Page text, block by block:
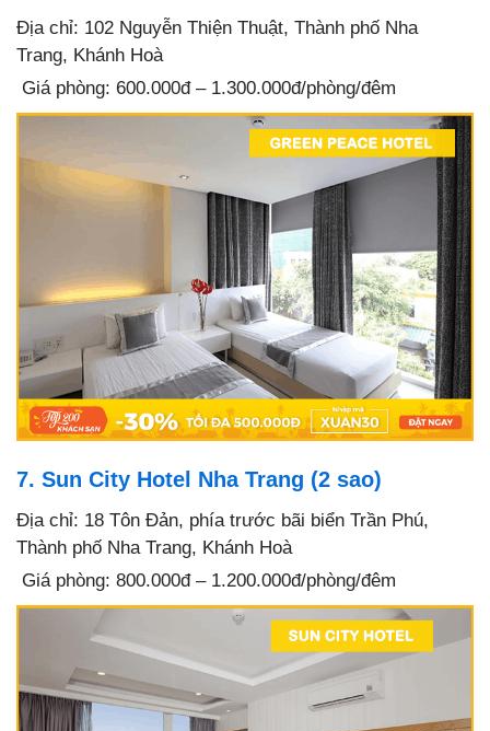
Địa chỉ: 102 Nguyễn Thiện Thuật, Thành phố Nha
Trang, Khánh Hoà
Giá phòng: 600.000đ – 1.300.000đ/phòng/đêm
7. Sun City Hotel Nha Trang (2 sao)
Địa chỉ: 18 Tôn Đản, phía trước bãi biển Trần Phú,
Thành phố Nha Trang, Khánh Hoà
Giá phòng: 800.000đ – 1.200.000đ/phòng/đêm